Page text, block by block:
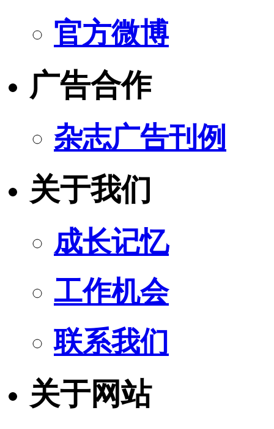
官方微博
广告合作
杂志广告刊例
关于我们
成长记忆
工作机会
联系我们
关于网站